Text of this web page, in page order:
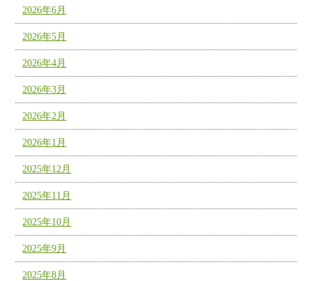
2026年6月
2026年5月
2026年4月
2026年3月
2026年2月
2026年1月
2025年12月
2025年11月
2025年10月
2025年9月
2025年8月